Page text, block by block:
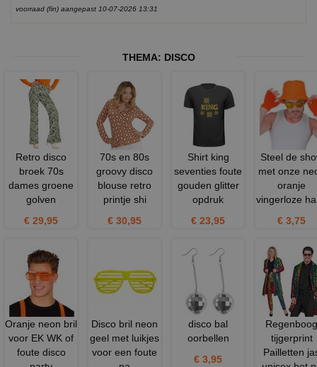
voorraad (fin) aangepast 10-07-2026 13:31
THEMA: DISCO
Retro disco
broek 70s
dames groene
golven
€ 29,95
70s en 80s
groovy disco
blouse retro
printje shi
€ 30,95
Shirt king
seventies foute
gouden glitter
opdruk
€ 23,95
Steel de
met onze
oranje
vingerloze
€ 3,75
Oranje neon bril
voor EK WK of
foute disco
Disco bril neon
geel met luikjes
voor een foute
disco bal
oorbellen
€ 3,95
Regenboog
tijgerprint
Pailletten